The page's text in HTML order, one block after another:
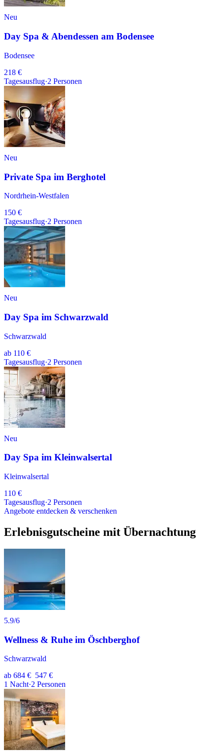
Neu
Day Spa & Abendessen am Bodensee
Bodensee
218 €
Tagesausflug·2 Personen
Neu
Private Spa im Berghotel
Nordrhein-Westfalen
150 €
Tagesausflug·2 Personen
Neu
Day Spa im Schwarzwald
Schwarzwald
ab 110 €
Tagesausflug·2 Personen
Neu
Day Spa im Kleinwalsertal
Kleinwalsertal
110 €
Tagesausflug·2 Personen
Angebote entdecken & verschenken
Erlebnisgutscheine mit Übernachtung
5.9/6
Wellness & Ruhe im Öschberghof
Schwarzwald
ab 684 € 547 €
1 Nacht·2 Personen